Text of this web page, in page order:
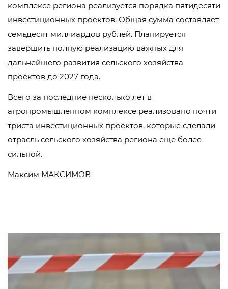
комплексе региона реализуется порядка пятидесяти
инвестиционных проектов. Общая сумма составляет
семьдесят миллиардов рублей. Планируется
завершить полную реализацию важных для
дальнейшего развития сельского хозяйства
проектов до 2027 года.
Всего за последние несколько лет в
агропромышленном комплексе реализовано почти
триста инвестиционных проектов, которые сделали
отрасль сельского хозяйства региона еще более
сильной.
Максим МАКСИМОВ